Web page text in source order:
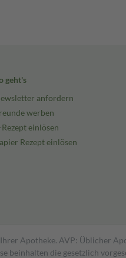
geht's
anfordern
werben
Rezept einlösen
Rezept einlösen
Apotheke. AVP: Üblicher
die gesetzlich